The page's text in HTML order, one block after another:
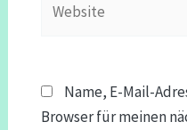
Name, E-Mail-
Browser für meinen